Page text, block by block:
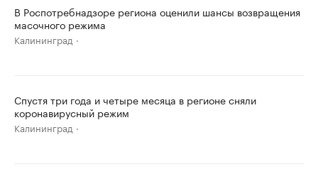
В Роспотребнадзоре региона оценили шансы возвращения
масочного режима
Калининград
Спустя три года и четыре месяца в регионе сняли
коронавирусный режим
Калининград